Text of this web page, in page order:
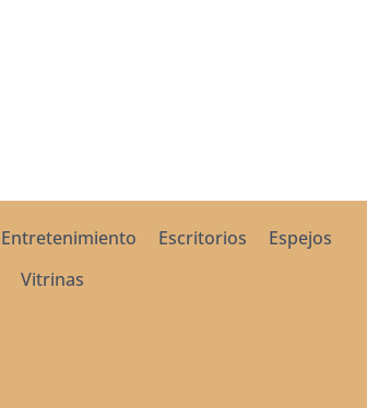
Entretenimiento Escritorios
Espejos
Vitrinas